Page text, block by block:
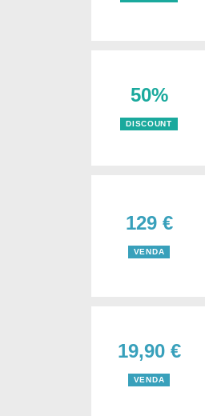
50%
DISCOUNT
129 €
VENDA
19,90 €
VENDA